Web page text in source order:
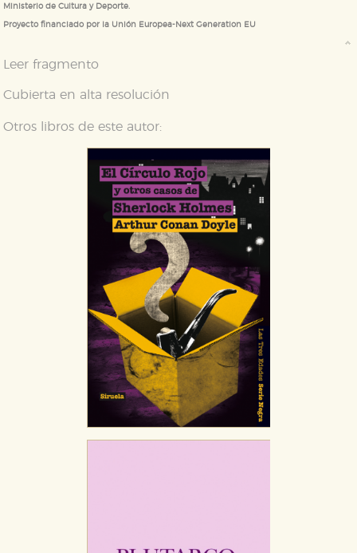
Ministerio de Cultura y Deporte.
Proyecto financiado por la Unión Europea-Next Generation EU
Leer fragmento
Cubierta en alta resolución
Otros libros de este autor: